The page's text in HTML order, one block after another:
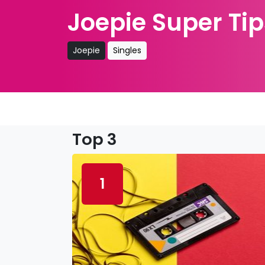
Joepie Super
Joepie Singles
Top 3
1